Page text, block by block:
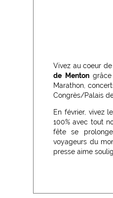
Vivez au coeur
de Mentongrâce
Marathon,
Congrès/Palais
En février, vivez
100% avec tout
fête se
voyageurs du
presse aime